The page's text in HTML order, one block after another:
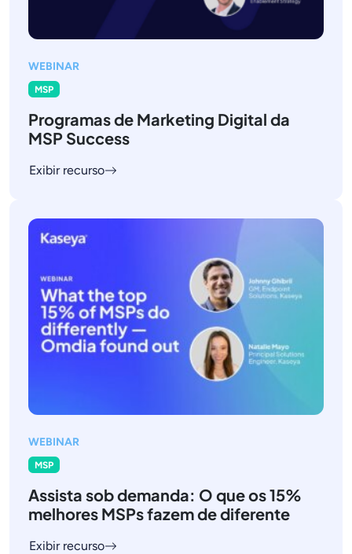
WEBINAR
MSP
Programas de Marketing Digital da
MSP Success
Exibir recurso
WEBINAR
MSP
Assista sob demanda: O que os 15%
melhores MSPs fazem de diferente
Exibir recurso